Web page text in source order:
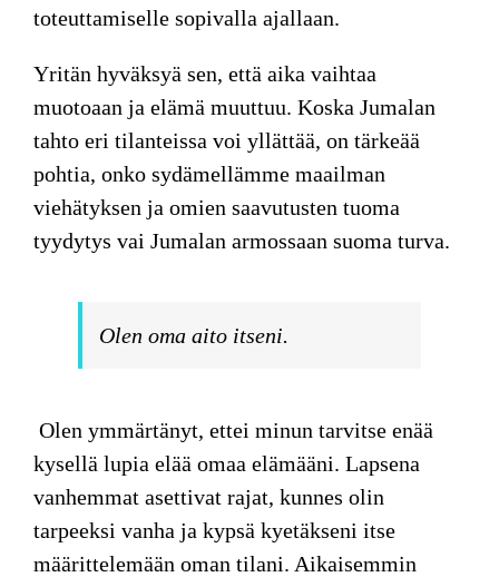
toteuttamiselle sopivalla ajallaan.
Yritän hyväksyä sen, että aika vaihtaa
muotoaan ja elämä muuttuu. Koska Jumalan
tahto eri tilanteissa voi yllättää, on tärkeää
pohtia, onko sydämellämme maailman
viehätyksen ja omien saavutusten tuoma
tyydytys vai Jumalan armossaan suoma turva.
Olen oma aito itseni.
Olen ymmärtänyt, ettei minun tarvitse enää
kysellä lupia elää omaa elämääni. Lapsena
vanhemmat asettivat rajat, kunnes olin
tarpeeksi vanha ja kypsä kyetäkseni itse
määrittelemään oman tilani. Aikaisemmin